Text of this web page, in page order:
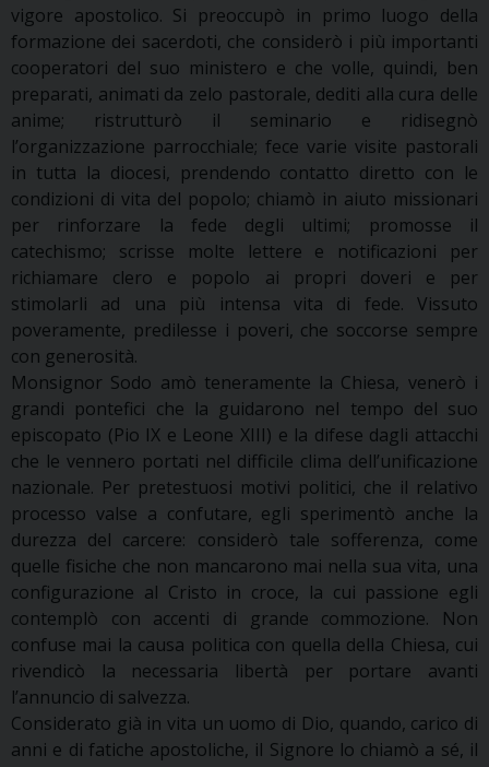
vigore apostolico. Si preoccupò in primo luogo della
formazione dei sacerdoti, che considerò i più importanti
cooperatori del suo ministero e che volle, quindi, ben
preparati, animati da zelo pastorale, dediti alla cura delle
anime; ristrutturò il seminario e ridisegnò
l’organizzazione parrocchiale; fece varie visite pastorali
in tutta la diocesi, prendendo contatto diretto con le
condizioni di vita del popolo; chiamò in aiuto missionari
per rinforzare la fede degli ultimi; promosse il
catechismo; scrisse molte lettere e notificazioni per
richiamare clero e popolo ai propri doveri e per
stimolarli ad una più intensa vita di fede. Vissuto
poveramente, predilesse i poveri, che soccorse sempre
con generosità.
Monsignor Sodo amò teneramente la Chiesa, venerò i
grandi pontefici che la guidarono nel tempo del suo
episcopato (Pio IX e Leone XIII) e la difese dagli attacchi
che le vennero portati nel difficile clima dell’unificazione
nazionale. Per pretestuosi motivi politici, che il relativo
processo valse a confutare, egli sperimentò anche la
durezza del carcere: considerò tale sofferenza, come
quelle fisiche che non mancarono mai nella sua vita, una
configurazione al Cristo in croce, la cui passione egli
contemplò con accenti di grande commozione. Non
confuse mai la causa politica con quella della Chiesa, cui
rivendicò la necessaria libertà per portare avanti
l’annuncio di salvezza.
Considerato già in vita un uomo di Dio, quando, carico di
anni e di fatiche apostoliche, il Signore lo chiamò a sé, il